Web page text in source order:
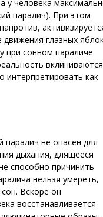
у человека
паралич). При этом
глазных
при сонном параличе
вклиниваются
как
не опасен для
дыхания, длящееся
способно причинить
нельзя умереть,
Вскоре он
восстанавливается